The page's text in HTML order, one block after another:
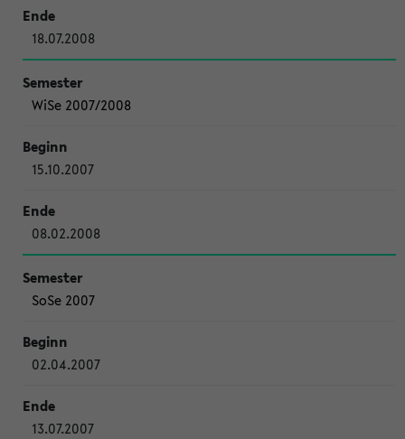
18.07.2008
WiSe 2007/2008
15.10.2007
08.02.2008
SoSe 2007
02.04.2007
13.07.2007